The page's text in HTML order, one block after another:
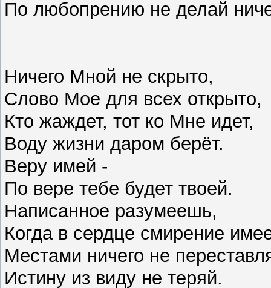
По любопрению не делай
Ничего Мной не скрыто,
Слово Мое для всех открыто,
Кто жаждет, тот ко Мне идет,
Воду жизни даром берёт.
Веру имей -
По вере тебе будет твоей.
Написанное разумеешь,
Когда в сердце смирение
Местами ничего не
Истину из виду не теряй.